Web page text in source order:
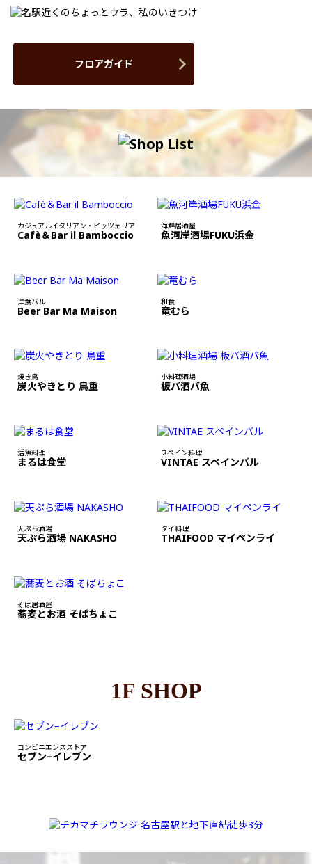
フロアガイド
カジュアルイタリアン・ピッツェリア
Cafè＆Bar il Bamboccio
海鮮居酒屋
魚河岸酒場FUKU浜金
洋食バル
Beer Bar Ma Maison
和食
竜むら
焼き鳥
炭火やきとり 鳥重
小料理酒場
板バ酒バ魚
活魚料理
まるは食堂
スペイン料理
VINTAE スペインバル
天ぷら酒場
天ぷら酒場 NAKASHO
タイ料理
THAIFOOD マイペンライ
そば居酒屋
蕎麦とお酒 そばちょこ
1F SHOP
コンビニエンスストア
セブン−イレブン